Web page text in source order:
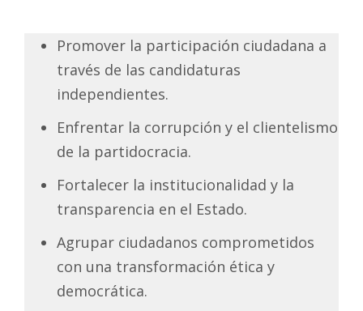
Promover la participación ciudadana a
través de las candidaturas
independientes.
Enfrentar la corrupción y el clientelismo
de la partidocracia.
Fortalecer la institucionalidad y la
transparencia en el Estado.
Agrupar ciudadanos comprometidos
con una transformación ética y
democrática.